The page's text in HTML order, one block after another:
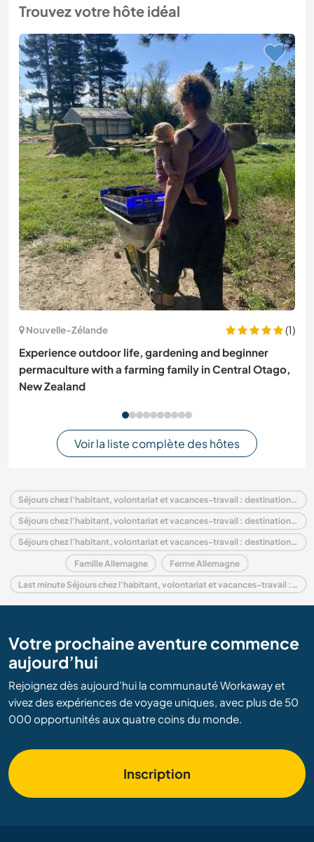
Trouvez votre hôte idéal
Nouvelle-Zélande
(1)
Experience outdoor life, gardening and beginner
permaculture with a farming family in Central Otago,
New Zealand
Voir la liste complète des hôtes
Séjours chez l'habitant, volontariat et vacances-travail : destination Allemagne
Séjours chez l'habitant, volontariat et vacances-travail : destination Europe
Séjours chez l'habitant, volontariat et vacances-travail : destination Baden-Württemberg
Famille Allemagne Ferme Allemagne
Last minute Séjours chez l'habitant, volontariat et vacances-travail : destination Allemagne
Votre prochaine aventure commence
aujourd’hui
Rejoignez dès aujourd’hui la communauté Workaway et
vivez des expériences de voyage uniques, avec plus de 50
000 opportunités aux quatre coins du monde.
Inscription